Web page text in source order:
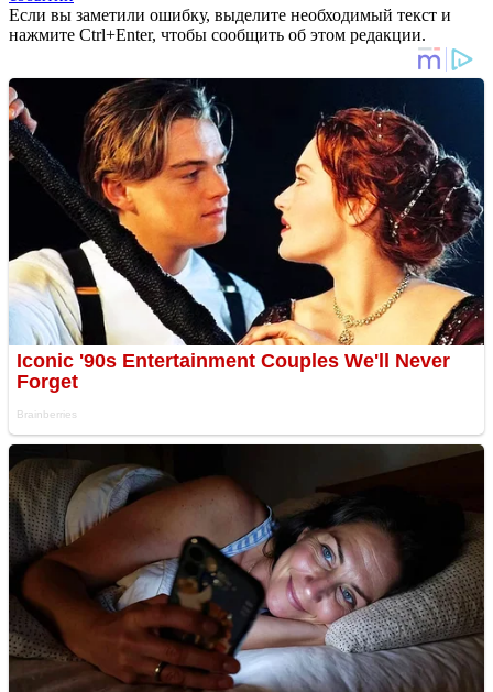
Если вы заметили ошибку, выделите необходимый текст и
нажмите Ctrl+Enter, чтобы сообщить об этом редакции.